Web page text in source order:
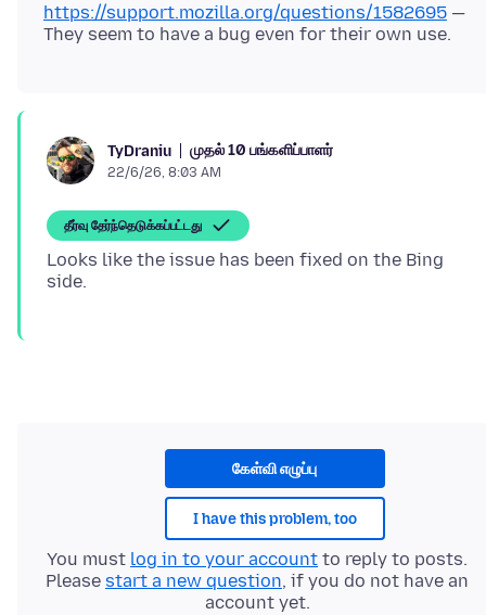
https://support.mozilla.org/questions/1582695 —
TyDraniu முதல் 10 பங்களிப்பாளர்
22/6/26, 8:03 AM
தீர்வு தேர்ந்தெடுக்கப்பட்டது
Looks like the issue has been fixed on the Bing
கேள்வி எழுப்பு
I have this problem, too
You must log in to your account to reply to posts.
Please start a new question, if you do not have an
account yet.